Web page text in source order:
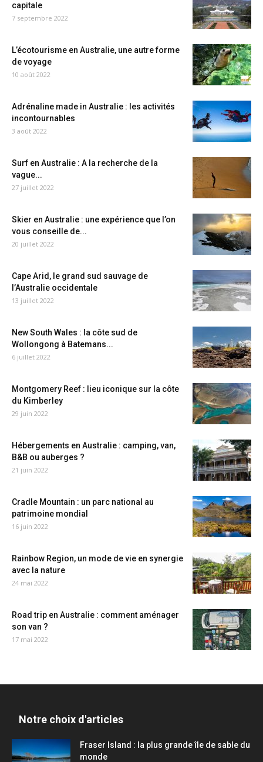
capitale
7 septembre 2022
L’écotourisme en Australie, une autre forme
de voyage
10 août 2022
Adrénaline made in Australie : les activités
incontournables
3 août 2022
Surf en Australie : A la recherche de la
vague...
27 juillet 2022
Skier en Australie : une expérience que l’on
vous conseille de...
20 juillet 2022
Cape Arid, le grand sud sauvage de
l’Australie occidentale
13 juillet 2022
New South Wales : la côte sud de
Wollongong à Batemans...
6 juillet 2022
Montgomery Reef : lieu iconique sur la côte
du Kimberley
29 juin 2022
Hébergements en Australie : camping, van,
B&B ou auberges ?
21 juin 2022
Cradle Mountain : un parc national au
patrimoine mondial
16 juin 2022
Rainbow Region, un mode de vie en synergie
avec la nature
24 mai 2022
Road trip en Australie : comment aménager
son van ?
17 mai 2022
Notre choix d'articles
Fraser Island : la plus grande île de sable du
monde